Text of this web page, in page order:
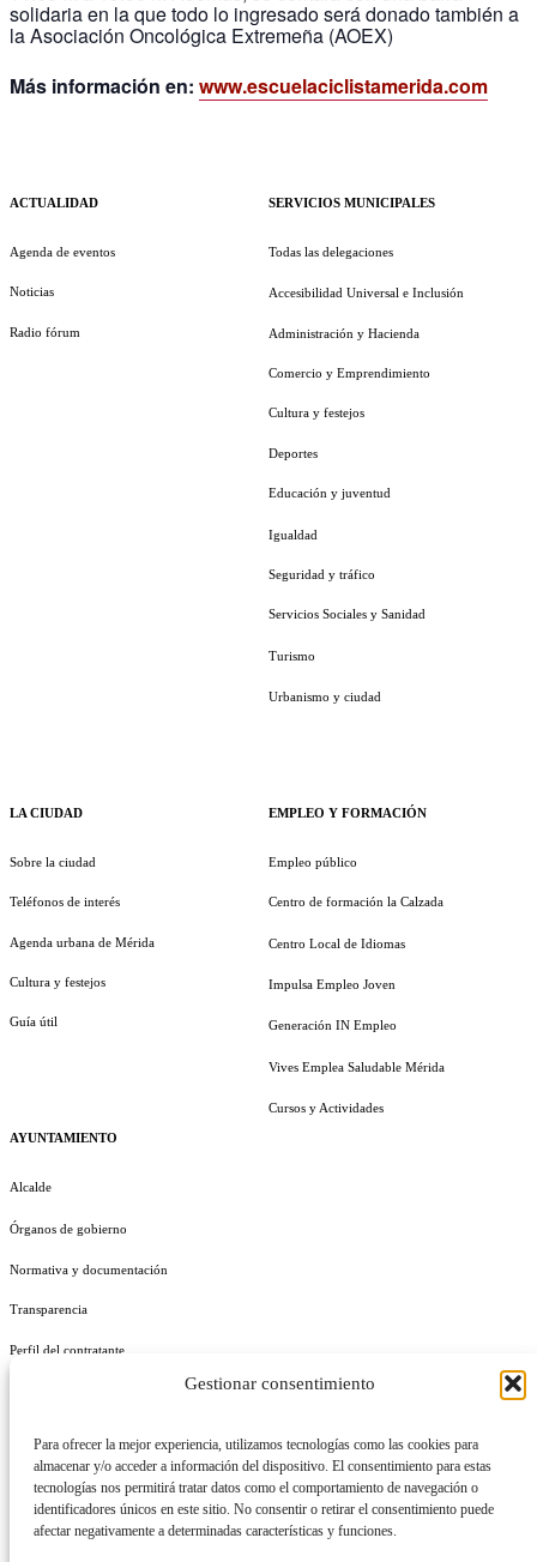
Gestionar consentimiento
Para ofrecer la mejor experiencia, utilizamos tecnologías como las cookies para
almacenar y/o acceder a información del dispositivo. El consentimiento para estas
tecnologías nos permitirá tratar datos como el comportamiento de navegación o
identificadores únicos en este sitio. No consentir o retirar el consentimiento puede
afectar negativamente a determinadas características y funciones.
solidaria en la que todo lo ingresado será donado también a
la Asociación Oncológica Extremeña (AOEX)
Más información en: www.escuelaciclistamerida.com
ACTUALIDAD
Agenda de eventos
Noticias
Radio fórum
LA CIUDAD
Sobre la ciudad
Teléfonos de interés
Agenda urbana de Mérida
Cultura y festejos
Guía útil
AYUNTAMIENTO
Alcalde
Órganos de gobierno
Normativa y documentación
Transparencia
Perfil del contratante
SERVICIOS MUNICIPALES
Todas las delegaciones
Accesibilidad Universal e Inclusión
Administración y Hacienda
Comercio y Emprendimiento
Cultura y festejos
Deportes
Educación y juventud
Igualdad
Seguridad y tráfico
Servicios Sociales y Sanidad
Turismo
Urbanismo y ciudad
EMPLEO Y FORMACIÓN
Empleo público
Centro de formación la Calzada
Centro Local de Idiomas
Impulsa Empleo Joven
Generación IN Empleo
Vives Emplea Saludable Mérida
Cursos y Actividades